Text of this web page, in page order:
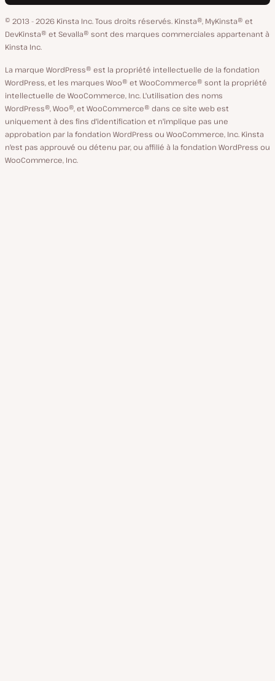
GitHub
X
YouTube
Facebook
LinkedIn
de
langue
© 2013 - 2026 Kinsta Inc. Tous droits réservés. Kinsta®, MyKinsta® et
DevKinsta® et Sevalla® sont des marques commerciales appartenant à
Kinsta Inc.
La marque WordPress® est la propriété intellectuelle de la fondation
WordPress, et les marques Woo® et WooCommerce® sont la propriété
intellectuelle de WooCommerce, Inc. L'utilisation des noms
WordPress®, Woo®, et WooCommerce® dans ce site web est
uniquement à des fins d'identification et n'implique pas une
approbation par la fondation WordPress ou WooCommerce, Inc. Kinsta
n'est pas approuvé ou détenu par, ou affilié à la fondation WordPress ou
WooCommerce, Inc.